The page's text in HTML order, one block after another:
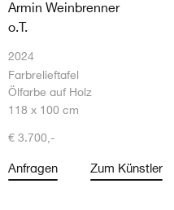
Armin Weinbrenner
o.T.
2024
Farbrelieftafel
Ölfarbe auf Holz
118 x 100 cm
€ 3.700,-
Anfragen Zum Künstler